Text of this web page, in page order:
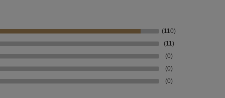
(110)
(11)
(0)
(0)
(0)